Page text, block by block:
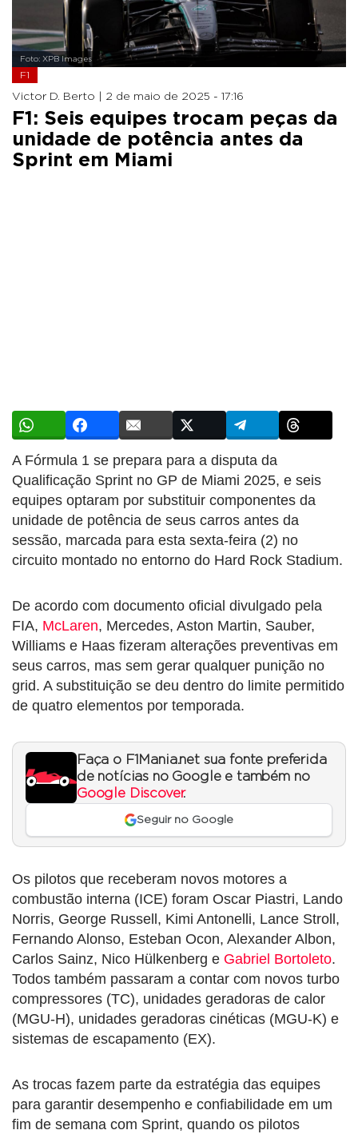
Foto: XPB Images
F1
Victor D. Berto | 2 de maio de 2025 - 17:16
F1: Seis equipes trocam peças da
unidade de potência antes da
Sprint em Miami
A Fórmula 1 se prepara para a disputa da
Qualificação Sprint no GP de Miami 2025, e seis
equipes optaram por substituir componentes da
unidade de potência de seus carros antes da
sessão, marcada para esta sexta-feira (2) no
circuito montado no entorno do Hard Rock Stadium.
De acordo com documento oficial divulgado pela
FIA, McLaren, Mercedes, Aston Martin, Sauber,
Williams e Haas fizeram alterações preventivas em
seus carros, mas sem gerar qualquer punição no
grid. A substituição se deu dentro do limite permitido
de quatro elementos por temporada.
Faça o F1Mania.net sua fonte preferida
de notícias no Google e também no
Google Discover.
Seguir no Google
Os pilotos que receberam novos motores a
combustão interna (ICE) foram Oscar Piastri, Lando
Norris, George Russell, Kimi Antonelli, Lance Stroll,
Fernando Alonso, Esteban Ocon, Alexander Albon,
Carlos Sainz, Nico Hülkenberg e Gabriel Bortoleto.
Todos também passaram a contar com novos turbo
compressores (TC), unidades geradoras de calor
(MGU-H), unidades geradoras cinéticas (MGU-K) e
sistemas de escapamento (EX).
As trocas fazem parte da estratégia das equipes
para garantir desempenho e confiabilidade em um
fim de semana com Sprint, quando os pilotos